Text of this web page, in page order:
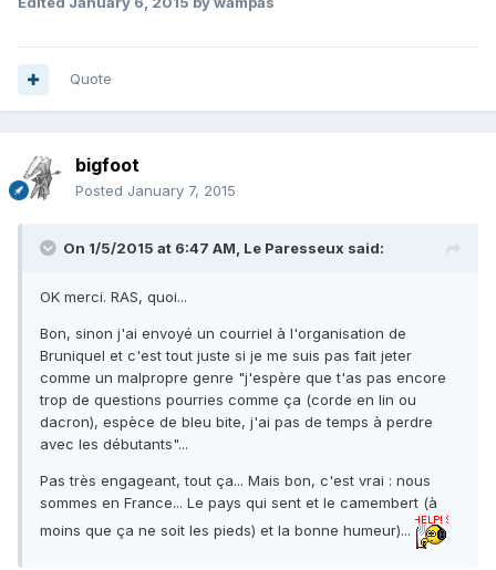
Quote
bigfoot
Posted January 7, 2015
On 1/5/2015 at 6:47 AM, Le Paresseux said:
OK merci. RAS, quoi...
Bon, sinon j'ai envoyé un courriel à l'organisation de
Bruniquel et c'est tout juste si je me suis pas fait jeter
comme un malpropre genre "j'espère que t'as pas encore
trop de questions pourries comme ça (corde en lin ou
dacron), espèce de bleu bite, j'ai pas de temps à perdre
avec les débutants"...
Pas très engageant, tout ça... Mais bon, c'est vrai : nous
sommes en France... Le pays qui sent et le camembert (à
moins que ça ne soit les pieds) et la bonne humeur)...